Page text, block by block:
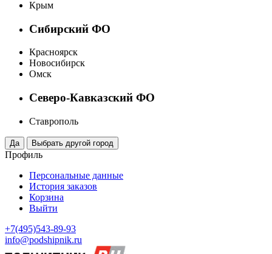
Крым
Сибирский ФО
Красноярск
Новосибирск
Омск
Северо-Кавказский ФО
Ставрополь
Профиль
Персональные данные
История заказов
Корзина
Выйти
+7(495)543-89-93
info@podshipnik.ru